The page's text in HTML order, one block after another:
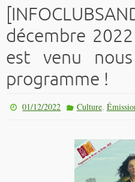
décembre
est venu
programme !
01/12/2022 Culture,